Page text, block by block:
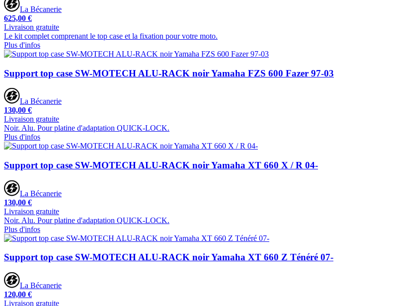
La Bécanerie
625,00 €
Livraison gratuite
Le kit complet comprenant le top case et la fixation pour votre moto.
Plus d'infos
Support top case SW-MOTECH ALU-RACK noir Yamaha FZS 600 Fazer 97-03
La Bécanerie
130,00 €
Livraison gratuite
Noir. Alu. Pour platine d'adaptation QUICK-LOCK.
Plus d'infos
Support top case SW-MOTECH ALU-RACK noir Yamaha XT 660 X / R 04-
La Bécanerie
130,00 €
Livraison gratuite
Noir. Alu. Pour platine d'adaptation QUICK-LOCK.
Plus d'infos
Support top case SW-MOTECH ALU-RACK noir Yamaha XT 660 Z Ténéré 07-
La Bécanerie
120,00 €
Livraison gratuite